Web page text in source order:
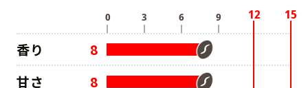
香り
8
甘さ
8